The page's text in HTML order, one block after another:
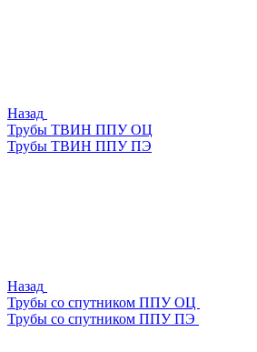
Назад
Трубы ТВИН ППУ ОЦ
Трубы ТВИН ППУ ПЭ
Назад
Трубы со спутником ППУ ОЦ
Трубы со спутником ППУ ПЭ